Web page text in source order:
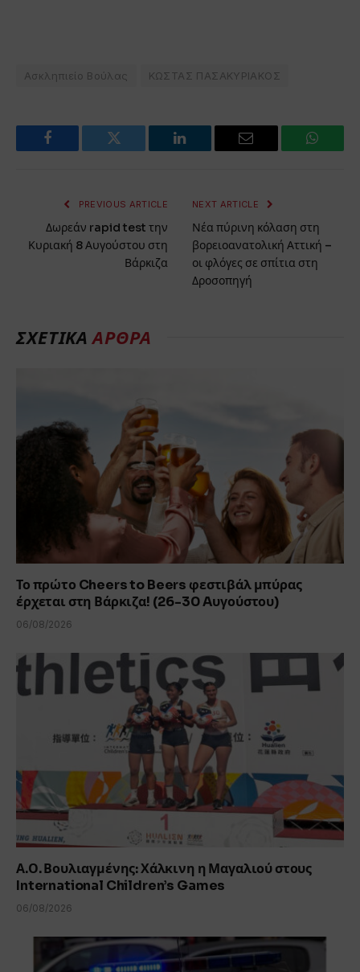
Ασκληπιείο Βούλας ΚΩΣΤΑΣ ΠΑΣΑΚΥΡΙΑΚΟΣ
Facebook Twitter LinkedIn Email
PREVIOUS ARTICLE
Δωρεάν rapid test την
Κυριακή 8 Αυγούστου στη
Βάρκιζα
NEXT ARTICLE
Νέα πύρινη κόλαση στη
βορειοανατολική Αττική –
οι φλόγες σε σπίτια στη
Δροσοπηγή
ΣΧΕΤΙΚΑΑΡΘΡΑ
Το πρώτο Cheers to Beers φεστιβάλ μπύρας
έρχεται στη Βάρκιζα! (26-30 Aυγούστου)
06/08/2026
Α.Ο. Βουλιαγμένης: Χάλκινη η Μαγαλιού στους
International Children’s Games
06/08/2026